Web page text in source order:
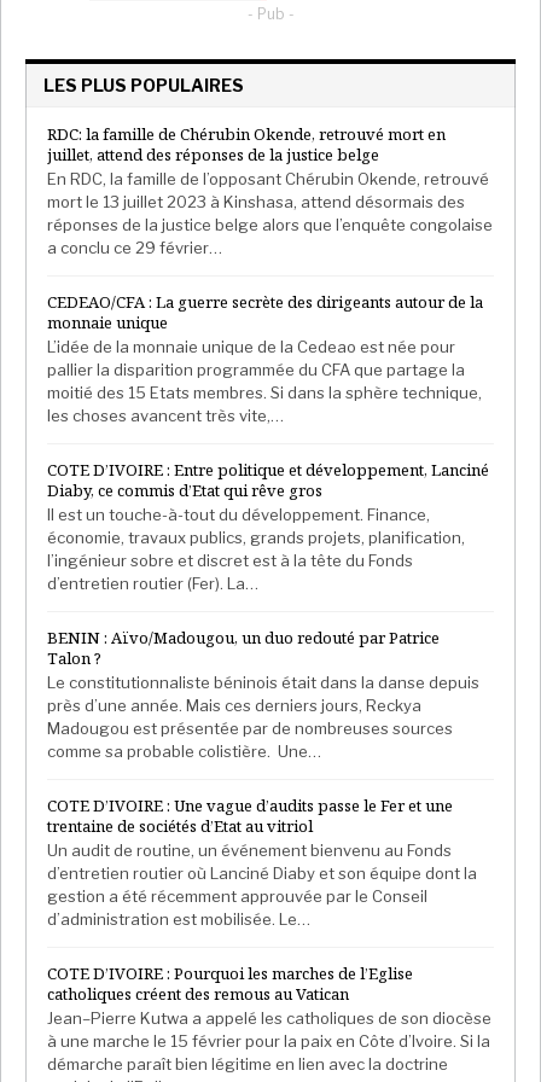
les excédents de riz et de maïs, puis de les réorienter
hôpitaux et les prisons.
Ces difficultés viennent illustrer les défis structurels
auxquels sont confrontés les filières rizicoles ouest-
africaines. D’un côté, le riz importé bénéficie souvent
d’un avantage de prix, lié à des économies d’échelle
et à des coûts logistiques optimisés. Ce produit est
perçu comme plus homogène, mieux nettoyé, mieux
et plus régulièrement disponible, ce qui séduit une
clientèle urbaine attentive à la commodité et à la
constance de la qualité.
augmentation sur la dernière décennie, pâtit de
coûts de production élevés, de difficultés de
transformation industrielle à grande échelle, et d’une
logistique intérieure moins performante, ce qui
renchérit son prix final pour les consommateurs.
Afrika Stratégies France avec La Tribune Afrique
- Pub -
LES PLUS POPULAIRES
RDC: la famille de Chérubin Okende, retrouvé mort en
juillet, attend des réponses de la justice belge
En RDC, la famille de l’opposant Chérubin Okende, retrouvé
mort le 13 juillet 2023 à Kinshasa, attend désormais des
réponses de la justice belge alors que l’enquête congolaise
a conclu ce 29 février…
CEDEAO/CFA : La guerre secrète des dirigeants autour de la
monnaie unique
L’idée de la monnaie unique de la Cedeao est née pour
pallier la disparition programmée du CFA que partage la
moitié des 15 Etats membres. Si dans la sphère technique,
les choses avancent très vite,…
COTE D’IVOIRE : Entre politique et développement, Lanciné
Diaby, ce commis d’Etat qui rêve gros
Il est un touche-à-tout du développement. Finance,
économie, travaux publics, grands projets, planification,
l’ingénieur sobre et discret est à la tête du Fonds
d’entretien routier (Fer). La…
BENIN : Aïvo/Madougou, un duo redouté par Patrice
Talon ?
Le constitutionnaliste béninois était dans la danse depuis
près d’une année. Mais ces derniers jours, Reckya
Madougou est présentée par de nombreuses sources
comme sa probable colistière. Une…
COTE D’IVOIRE : Une vague d’audits passe le Fer et une
trentaine de sociétés d’Etat au vitriol
Un audit de routine, un événement bienvenu au Fonds
d’entretien routier où Lanciné Diaby et son équipe dont la
gestion a été récemment approuvée par le Conseil
d’administration est mobilisée. Le…
COTE D’IVOIRE : Pourquoi les marches de l’Eglise
catholiques créent des remous au Vatican
Jean–Pierre Kutwa a appelé les catholiques de son diocèse
à une marche le 15 février pour la paix en Côte d’Ivoire. Si la
démarche paraît bien légitime en lien avec la doctrine